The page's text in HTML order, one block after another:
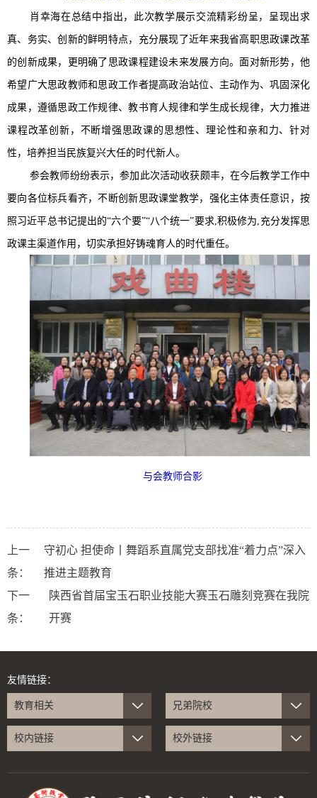
肖幸海在总结中指出，此次教学展示交流精彩纷呈，呈现出求
真、务实、创新的鲜明特点，充分展现了近年来我省高职思政课改革
的创新成果，更明确了思政课程建设未来发展方向。面对新形势，他
希望广大思政教师和思政工作者提高政治站位、主动作为、巩固深化
成果，遵循思政工作规律、教书育人规律和学生成长规律，大力推进
课程改革创新，不断增强思政课的思想性、理论性和亲和力、针对
性，培养担当民族复兴大任的时代新人。
参会教师纷纷表示，参加此次活动收获颇丰，在今后教学工作中
要向各位标兵看齐，不断创新思政课堂教学，强化主体责任意识，按
照习近平总书记提出的“六个要”“八个统一”要求,积极修为,充分发挥思
政课主渠道作用，切实承担好铸魂育人的时代重任。
与会教师合影
上一
条：
守初心 担使命丨舞蹈系直属党支部找准“着力点”深入
推进主题教育
下一
条：
陕西省首届宝玉石职业技能大赛玉石雕刻竞赛在我院
开赛
友情链接：
教育相关 兄弟院校
校内链接 校外链接